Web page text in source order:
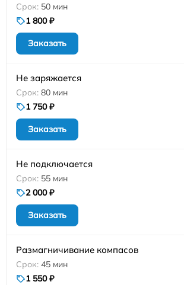
50 мин
1 800 ₽
Заказать
Не заряжается
80 мин
1 750 ₽
Заказать
Не подключается
55 мин
2 000 ₽
Заказать
Размагничивание компасов
45 мин
1 550 ₽